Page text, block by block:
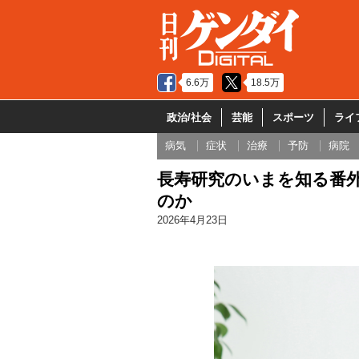
6.6万 18.5万
政治/社会 芸能 スポーツ ライ
病気 症状 治療 予防 病院
長寿研究のいまを知る番
のか
2026年4月23日